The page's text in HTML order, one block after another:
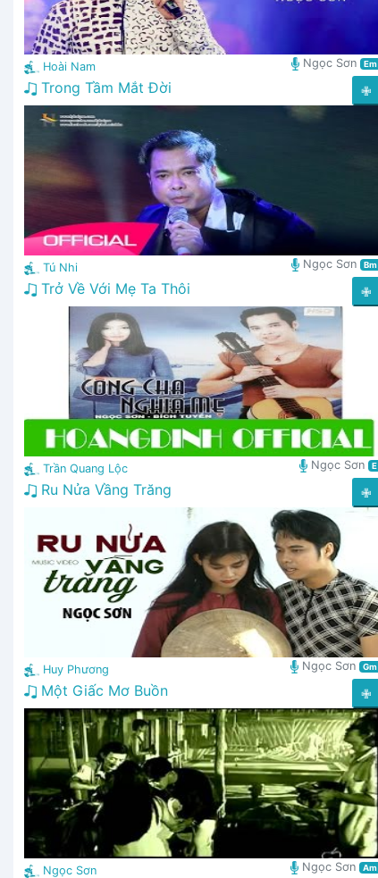
Hoài Nam Ngọc Sơn Em
✙
Trong Tầm Mắt Đời
Tú Nhi Ngọc Sơn Bm
✙
Trở Về Với Mẹ Ta Thôi
Trần Quang Lộc Ngọc Sơn E
✙
Ru Nửa Vầng Trăng
Huy Phương Ngọc Sơn Gm
✙
Một Giấc Mơ Buồn
Ngọc Sơn Ngọc Sơn Am